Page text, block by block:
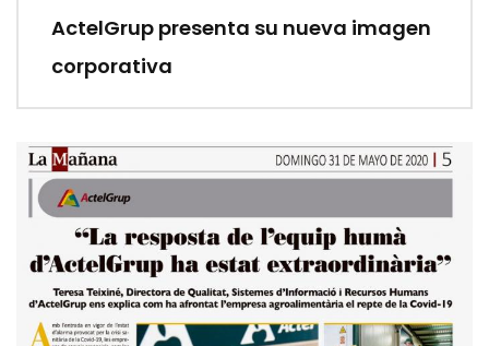
ActelGrup presenta su nueva imagen
corporativa